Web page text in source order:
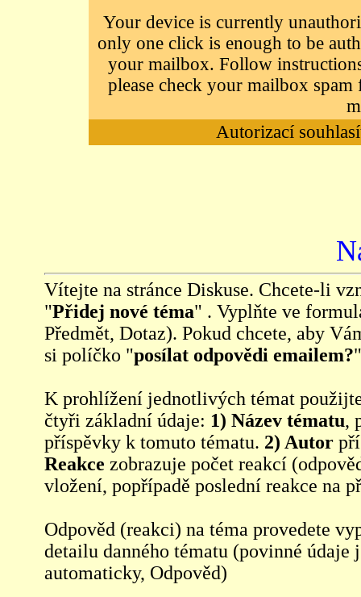
Your device is currently
only one click is enough to be
your mailbox. Follow
please check your mailbox
Autorizací
Vítejte na stránce Diskuse. Chcete-li
"Přidej nové téma" . Vyplňte ve
Předmět, Dotaz). Pokud chcete, aby
si políčko "posílat odpovědi emailem?
K prohlížení jednotlivých témat
čtyři základní údaje: 1) Název tématu,
příspěvky k tomuto tématu. 2) Autor
Reakce zobrazuje počet reakcí
vložení, popřípadě poslední reakce na
Odpověd (reakci) na téma provedete
detailu danného tématu (povinné údaje
automaticky, Odpověd)